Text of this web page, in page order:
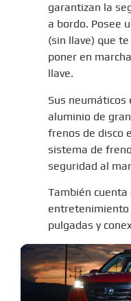
garantizan la
a bordo. Posee
(sin llave) que
poner en
llave.
Sus neumáticos
aluminio de
frenos de disco
sistema de
seguridad al
También cuenta
entretenimiento
pulgadas y